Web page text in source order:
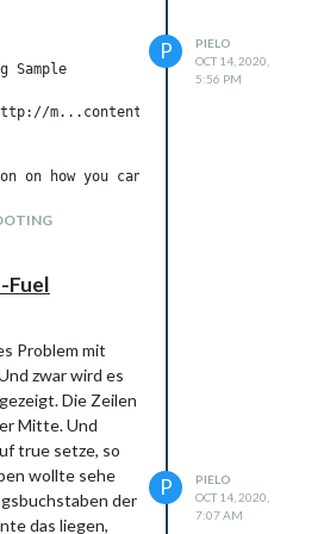
Sample
http://m...content-available-to-author-
on how you can configure this file
P
PIELO
OCT 14, 2020,
5:56 PM
Fuel
Problem mit
zwar wird es
Die Zeilen
Mitte. Und
true setze, so
wollte sehe
der
das liegen,
P
PIELO
OCT 14, 2020,
7:07 AM